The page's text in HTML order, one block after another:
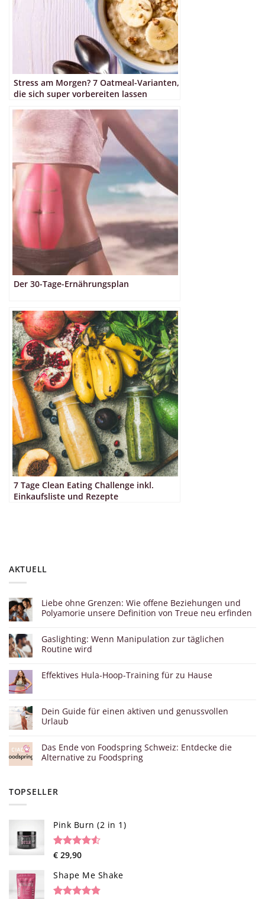
Stress am Morgen? 7 Oatmeal-Varianten,
die sich super vorbereiten lassen
Der 30-Tage-Ernährungsplan
7 Tage Clean Eating Challenge inkl.
Einkaufsliste und Rezepte
AKTUELL
Liebe ohne Grenzen: Wie offene Beziehungen und
Polyamorie unsere Definition von Treue neu erfinden
Gaslighting: Wenn Manipulation zur täglichen
Routine wird
Effektives Hula-Hoop-Training für zu Hause
Dein Guide für einen aktiven und genussvollen
Urlaub
Das Ende von Foodspring Schweiz: Entdecke die
Alternative zu Foodspring
TOPSELLER
Pink Burn (2 in 1)
Rated4.52
based on
96
customer
ratings
€ 29,90
Shape Me Shake